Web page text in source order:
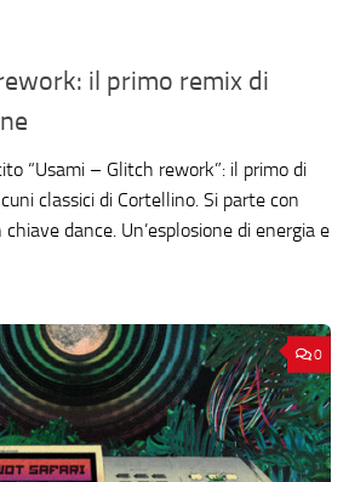
il primo remix di
“Usami – Glitch rework”: il primo di
classici di Cortellino. Si parte con
chiave dance. Un’esplosione di energia e
0